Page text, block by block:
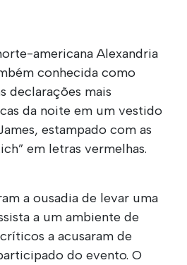
americana Alexandria
conhecida como
declarações mais
da noite em um vestido
estampado com as
em letras vermelhas.
a ousadia de levar uma
a um ambiente de
a acusaram de
do evento. O